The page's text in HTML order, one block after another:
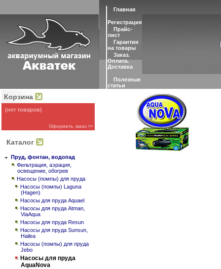
Главная
Регистрация
Прайс-
лист
Гарантия
на товары
Заказ.
Оплата.
Доставка
Полезные
статьи
Корзина
(нет товаров)
Оформить заказ >>
Каталог
Пруд, фонтан, водопад
Фильтрация, аэрация,
освещение, обогрев
Насосы (помпы) для пруда
Насосы (помпы) Laguna
(Hagen)
Насосы для пруда Aquael
Насосы для пруда Atman,
ViaAqua
Насосы для пруда Resun
Насосы для пруда Sunsun,
Hailea
Насосы (помпы) для пруда
Jebo
Насосы для пруда
AquaNova